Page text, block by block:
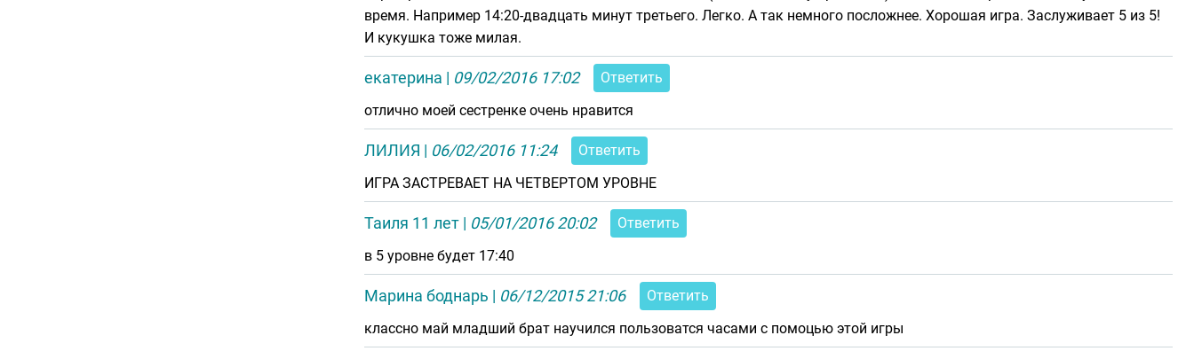
время. Например 14:20-двадцать минут третьего. Легко. А так немного посложнее. Хорошая игра. Заслуживает 5 из 5!
И кукушка тоже милая.
екатерина | 09/02/2016 17:02
Ответить
отлично моей сестренке очень нравится
ЛИЛИЯ | 06/02/2016 11:24
Ответить
ИГРА ЗАСТРЕВАЕТ НА ЧЕТВЕРТОМ УРОВНЕ
Таиля 11 лет | 05/01/2016 20:02
Ответить
в 5 уровне будет 17:40
Марина боднарь | 06/12/2015 21:06
Ответить
классно май младший брат научился пользоватся часами с помоцью этой игры